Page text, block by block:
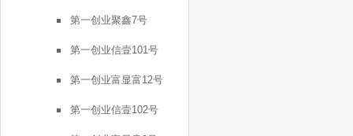
第一创业聚鑫7号
第一创业信壹101号
第一创业富显富12号
第一创业信壹102号